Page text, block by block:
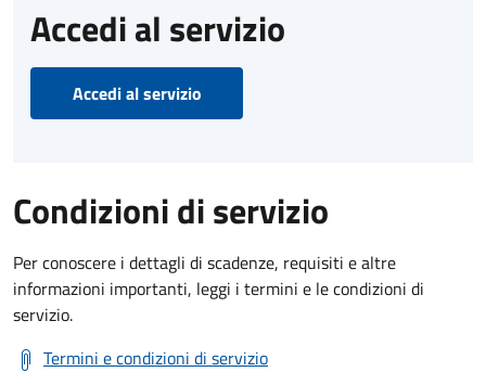
Accedi al servizio
Accedi al servizio
Condizioni di servizio
Per conoscere i dettagli di scadenze, requisiti e altre
informazioni importanti, leggi i termini e le condizioni di
servizio.
Termini e condizioni di servizio